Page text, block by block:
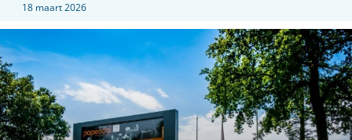
18 maart 2026